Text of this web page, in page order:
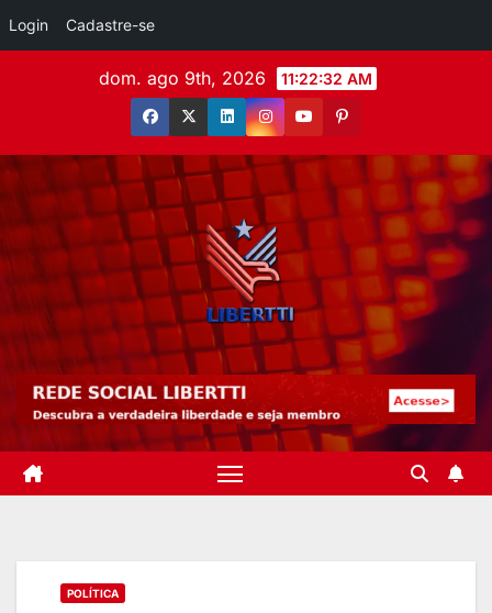
Login Cadastre-se
dom. ago 9th, 2026 11:22:34 AM
POLÍTICA